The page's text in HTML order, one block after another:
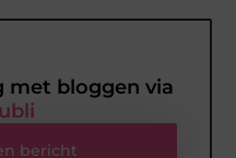
met bloggen via
bericht